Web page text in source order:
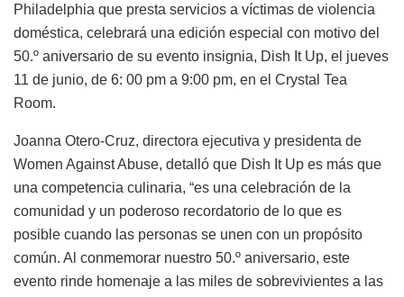
Philadelphia que presta servicios a víctimas de violencia
doméstica, celebrará una edición especial con motivo del
50.º aniversario de su evento insignia, Dish It Up, el jueves
11 de junio, de 6: 00 pm a 9:00 pm, en el Crystal Tea
Room.
Joanna Otero-Cruz, directora ejecutiva y presidenta de
Women Against Abuse, detalló que Dish It Up es más que
una competencia culinaria, “es una celebración de la
comunidad y un poderoso recordatorio de lo que es
posible cuando las personas se unen con un propósito
común. Al conmemorar nuestro 50.º aniversario, este
evento rinde homenaje a las miles de sobrevivientes a las